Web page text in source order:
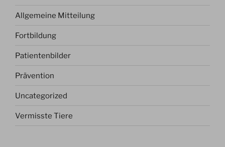
Allgemeine Mitteilung
Fortbildung
Patientenbilder
Prävention
Uncategorized
Vermisste Tiere